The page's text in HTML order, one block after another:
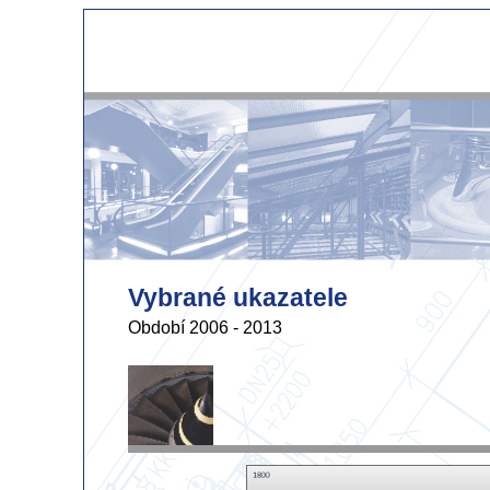
Vybrané ukazatele
Období 2006 - 2013